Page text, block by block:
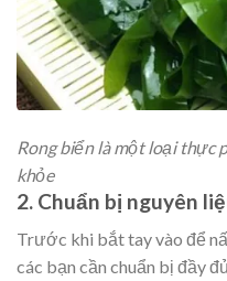
Rong biển là một loại thực
khỏe
2. Chuẩn bị nguyên
Trước khi bắt tay vào để
các bạn cần chuẩn bị đầy